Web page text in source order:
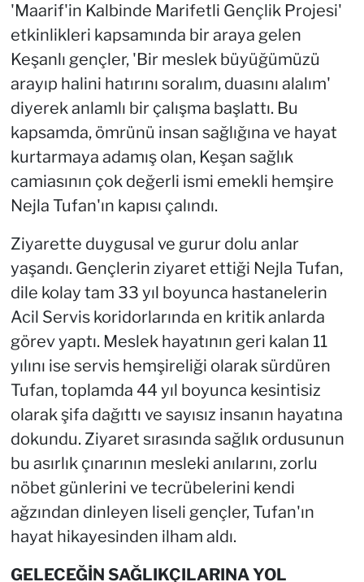
'Maarif'in Kalbinde Marifetli Gençlik Projesi'
etkinlikleri kapsamında bir araya gelen
Keşanlı gençler, 'Bir meslek büyüğümüzü
arayıp halini hatırını soralım, duasını alalım'
diyerek anlamlı bir çalışma başlattı. Bu
kapsamda, ömrünü insan sağlığına ve hayat
kurtarmaya adamış olan, Keşan sağlık
camiasının çok değerli ismi emekli hemşire
Nejla Tufan'ın kapısı çalındı.
Ziyarette duygusal ve gurur dolu anlar
yaşandı. Gençlerin ziyaret ettiği Nejla Tufan,
dile kolay tam 33 yıl boyunca hastanelerin
Acil Servis koridorlarında en kritik anlarda
görev yaptı. Meslek hayatının geri kalan 11
yılını ise servis hemşireliği olarak sürdüren
Tufan, toplamda 44 yıl boyunca kesintisiz
olarak şifa dağıttı ve sayısız insanın hayatına
dokundu. Ziyaret sırasında sağlık ordusunun
bu asırlık çınarının mesleki anılarını, zorlu
nöbet günlerini ve tecrübelerini kendi
ağzından dinleyen liseli gençler, Tufan'ın
hayat hikayesinden ilham aldı.
GELECEĞİN SAĞLIKÇILARINA YOL